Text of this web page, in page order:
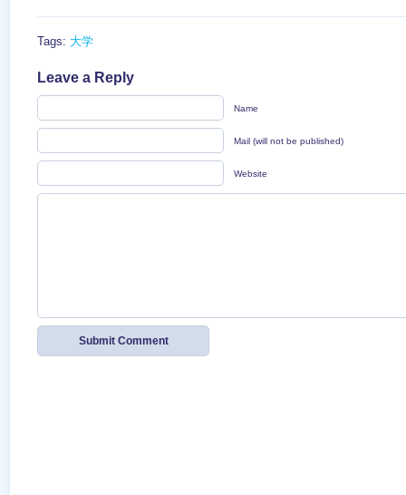
Tags: 大学
Leave a Reply
Name
Mail (will not be published)
Website